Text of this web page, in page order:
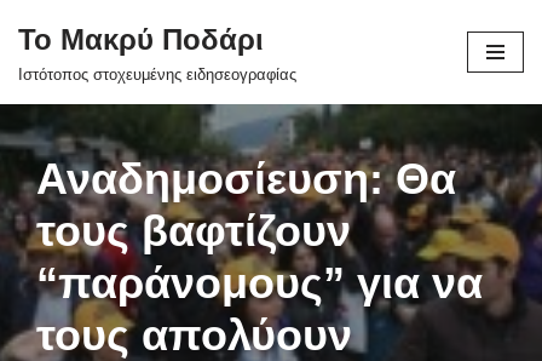
Μεταπηδήστε
περιεχόμενο
Το Μακρύ Ποδάρι
Ιστότοπος στοχευμένης ειδησεογραφίας
Αναδημοσίευση: Θα
τους βαφτίζουν
“παράνομους” για να
τους απολύουν